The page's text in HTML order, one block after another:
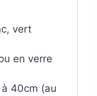
vert
en verre
40cm (au